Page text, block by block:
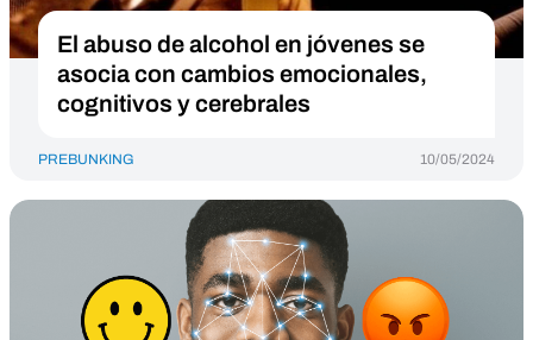
El abuso de alcohol en jóvenes se
asocia con cambios emocionales,
cognitivos y cerebrales
PREBUNKING 10/05/2024